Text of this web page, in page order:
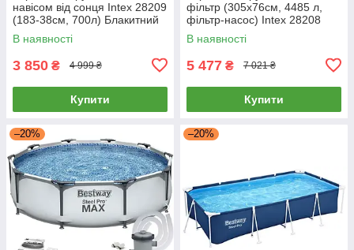
навісом від сонця Intex 28209
(183-38см, 700л) Блакитний
В наявності
3 850 ₴ 4 999 ₴
Купити
фільтр (305х76см, 4485 л,
фільтр-насос) Intex 28208
Синій
В наявності
5 477 ₴ 7 021 ₴
Купити
–20% –20%